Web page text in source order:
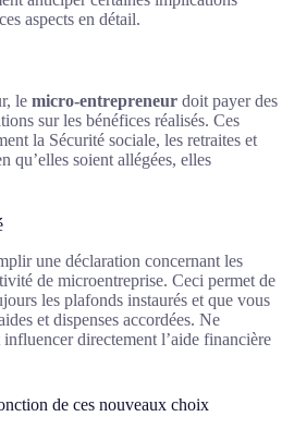
aspects en détail.
le micro-entrepreneur doit payer des
sur les bénéfices réalisés. Ces
la Sécurité sociale, les retraites et
qu’elles soient allégées, elles
une déclaration concernant les
de microentreprise. Ceci permet de
les plafonds instaurés et que vous
et dispenses accordées. Ne
directement l’aide financière
de ces nouveaux choix